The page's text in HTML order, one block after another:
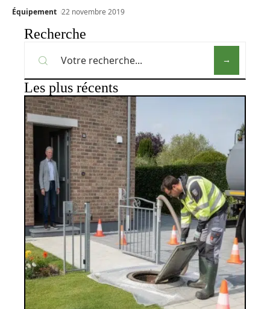
Équipement 22 novembre 2019
Recherche
Les plus récents